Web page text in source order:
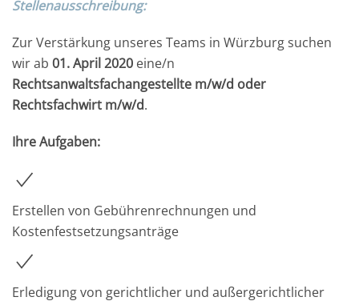
Stellenausschreibung:
Zur Verstärkung unseres Teams in Würzburg suchen
wir ab 01. April 2020 eine/n
Rechtsanwaltsfachangestellte m/w/d oder
Rechtsfachwirt m/w/d.
Ihre Aufgaben:
Erstellen von Gebührenrechnungen und
Kostenfestsetzungsanträge
Erledigung von gerichtlicher und außergerichtlicher